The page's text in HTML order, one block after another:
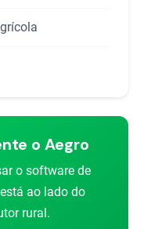
o Aegro
o software de
ao lado do
rural.